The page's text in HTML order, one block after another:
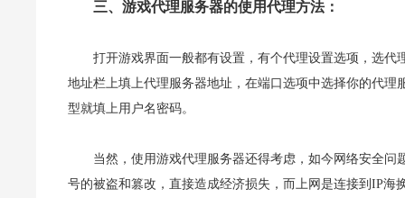
三、游戏代理服务器的使用代理方法：
打开游戏界面一般都有设置，有个代理设置选项，选代
地址栏上填上代理服务器地址，在端口选项中选择你的代
型就填上用户名密码。
当然，使用游戏代理服务器还得考虑，如今网络安全
号的被盗和篡改，直接造成经济损失，而上网是连接到IP